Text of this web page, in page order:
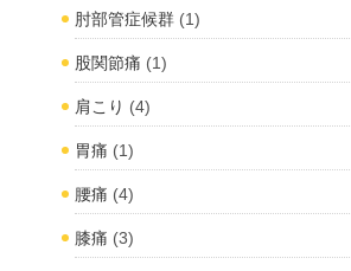
肘部管症候群 (1)
股関節痛 (1)
肩こり (4)
胃痛 (1)
腰痛 (4)
膝痛 (3)